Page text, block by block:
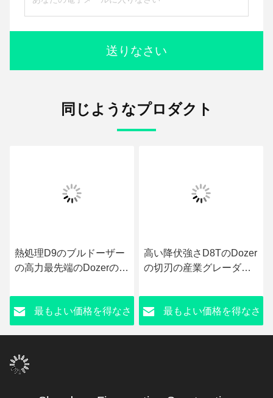
送りなさい
同じようなプロダクト
熱処理D9のブルドーザー
の高力最先端のDozerの端
最もよい価格を得なさ
高い降伏強さD8TのDozer
の切刃の産業グレーダー
最もよい価格を得なさ